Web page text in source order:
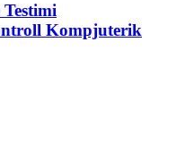
Kompjuterik